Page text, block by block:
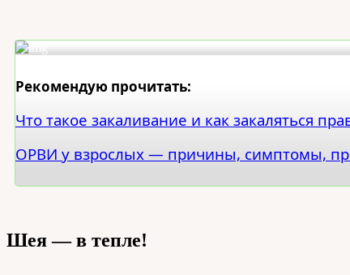
Рекомендую прочитать:
Что такое закаливание и как закаляться
ОРВИ у взрослых — причины, симптомы,
Шея — в тепле!